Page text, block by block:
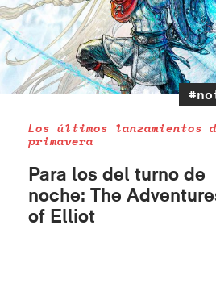
Los últimos lanzamientos
primavera
Para los del turno de
noche: The
of Elliot